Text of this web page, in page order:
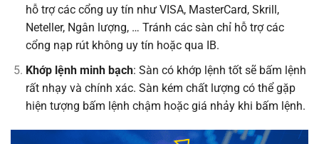
hỗ trợ các cổng uy tín như VISA, MasterCard, Skrill,
Neteller, Ngân lượng, … Tránh các sàn chỉ hỗ trợ các
cổng nạp rút không uy tín hoặc qua IB.
Khớp lệnh minh bạch: Sàn có khớp lệnh tốt sẽ bấm lệnh
rất nhạy và chính xác. Sàn kém chất lượng có thể gặp
hiện tượng bấm lệnh chậm hoặc giá nhảy khi bấm lệnh.